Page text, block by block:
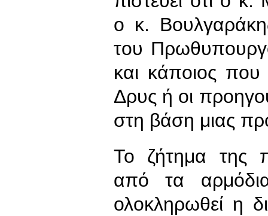
ο κ.
του
και κάποιος που
Δρυς ή οι
στη βάση μιας
Το ζήτημα της
από τα
ολοκληρωθεί η